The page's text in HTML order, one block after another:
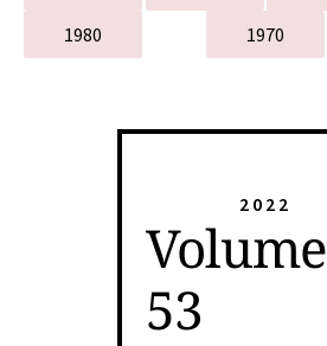
1980
1970
2022
Volume
53